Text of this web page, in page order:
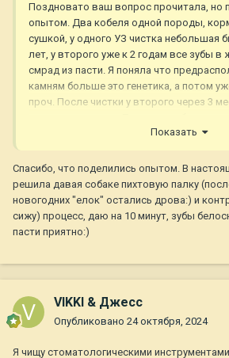
Поздновато ваш вопрос прочитала, но
опытом. Два кобеля одной породы,
сушкой, у одного УЗ чистка небольшая
лет, у второго уже к 2 годам все зубы в
смрад из пасти. Я поняла что
камням больше это генетика, а потом
проч. После чистки у второго через 3
бесполезно.
У нас сработала рекомендация дать
говяжью коленку, собакам 2 часа
почти весь за один раз (исключение в
предварительно нюхала нет ли
закрепляет после них. Теперь задача вам
проверенный... Нам удачно попался
с дачей (он у нас в области сетевой)
Показать
Спасибо, что поделились опытом. В
решила давая собаке пихтовую палку
новогодних "елок" остались дрова:) и
сижу) процесс, даю на 10 минут, зубы
пасти приятно:)
VIKKI & Джесс
Опубликовано 24 октября, 2024
Я чищу стоматологическими